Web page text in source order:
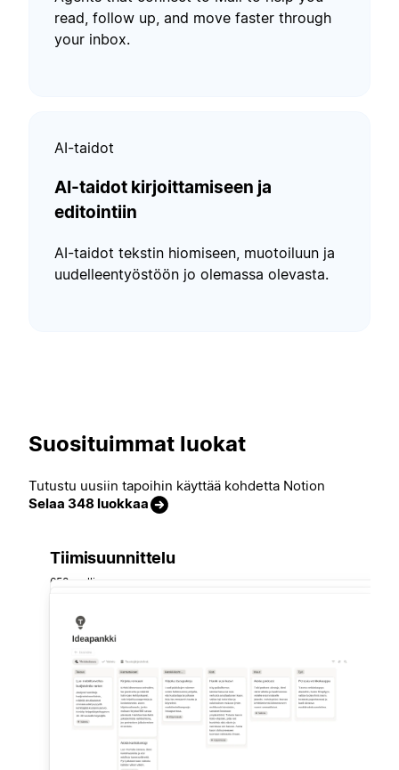
read, follow up, and move faster through
your inbox.
AI-taidot
AI-taidot kirjoittamiseen ja
editointiin
AI-taidot tekstin hiomiseen, muotoiluun ja
uudelleentyöstöön jo olemassa olevasta.
Suosituimmat luokat
Tutustu uusiin tapoihin käyttää kohdetta Notion
Selaa 348 luokkaa
Tiimisuunnittelu
658 mallia